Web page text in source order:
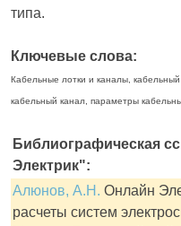
типа.
Ключевые слова:
Кабельные лотки и каналы,
кабельный канал, параметры
Библиографическая
Электрик":
Алюнов, А.Н. Онлайн
расчеты систем